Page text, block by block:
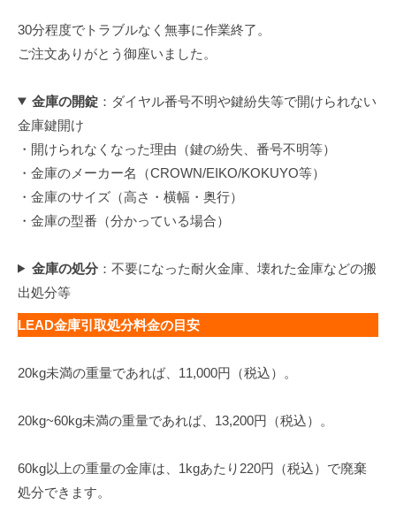
30分程度でトラブルなく無事に作業終了。
ご注文ありがとう御座いました。
金庫の開錠：ダイヤル番号不明や鍵紛失等で開けられない
金庫鍵開け
・開けられなくなった理由（鍵の紛失、番号不明等）
・金庫のメーカー名（CROWN/EIKO/KOKUYO等）
・金庫のサイズ（高さ・横幅・奥行）
・金庫の型番（分かっている場合）
金庫の処分：不要になった耐火金庫、壊れた金庫などの搬
出処分等
LEAD金庫引取処分料金の目安
20kg未満の重量であれば、11,000円（税込）。
20kg~60kg未満の重量であれば、13,200円（税込）。
60kg以上の重量の金庫は、1kgあたり220円（税込）で廃棄
処分できます。